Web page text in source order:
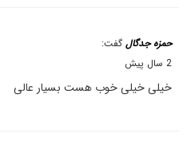
حمزه جدگال گفت:
2 سال پیش
خیلی خیلی خوب هست بسیار عالی